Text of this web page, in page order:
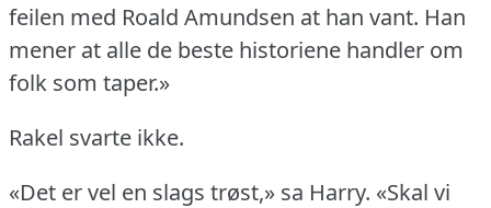
feilen med Roald Amundsen at han vant. Han
mener at alle de beste historiene handler om
folk som taper.»
Rakel svarte ikke.
«Det er vel en slags trøst,» sa Harry. «Skal vi